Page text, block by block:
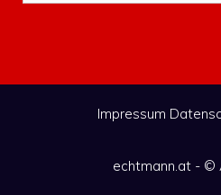
Impressum
echtmann.at - ©